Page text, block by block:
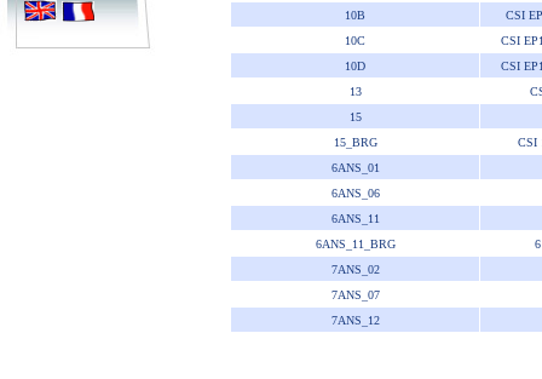
10B
CSI
10C
CSI
10D
CSI
13
15
15_BRG
CSI
6ANS_01
6ANS_06
6ANS_11
6ANS_11_BRG
7ANS_02
7ANS_07
7ANS_12